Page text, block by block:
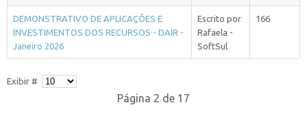
DEMONSTRATIVO DE APLICAÇÕES E
INVESTIMENTOS DOS RECURSOS - DAIR -
Janeiro 2026
Escrito por
Rafaela -
SoftSul
166
Exibir #
Página 2 de 17